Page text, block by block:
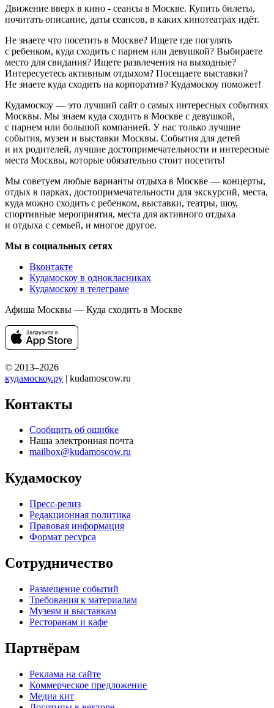
Движение вверх в кино - сеансы в Москве. Купить билеты,
почитать описание, даты сеансов, в каких кинотеатрах идёт.
Не знаете что посетить в Москве? Ищете где погулять
с ребенком, куда сходить с парнем или девушкой? Выбираете
место для свидания? Ищете развлечения на выходные?
Интересуетесь активным отдыхом? Посещаете выставки?
Не знаете куда сходить на корпоратив? Кудамоскоу поможет!
Кудамоскоу — это лучший сайт о самых интересных событиях
Москвы. Мы знаем куда сходить в Москве с девушкой,
с парнем или большой компанией. У нас только лучшие
события, музеи и выставки Москвы. События для детей
и их родителей, лучшие достопримечательности и интересные
места Москвы, которые обязательно стоит посетить!
Мы советуем любые варианты отдыха в Москве — концерты,
отдых в парках, достопримечательности для экскурсий, места,
куда можно сходить с ребенком, выставки, театры, шоу,
спортивные мероприятия, места для активного отдыха
и отдыха с семьей, и многое другое.
Мы в социальных сетях
Вконтакте
Кудамоскоу в однокласниках
Кудамоскоу в телеграме
Афиша Москвы — Куда сходить в Москве
© 2013–2026
кудамоскоу.ру | kudamoscow.ru
Контакты
Сообщить об ошибке
Наша электронная почта
mailbox@kudamoscow.ru
Кудамоскоу
Пресс-релиз
Редакционная политика
Правовая информация
Формат ресурса
Сотрудничество
Размещение событий
Требования к материалам
Музеям и выставкам
Ресторанам и кафе
Партнёрам
Реклама на сайте
Коммерческое предложение
Медиа кит